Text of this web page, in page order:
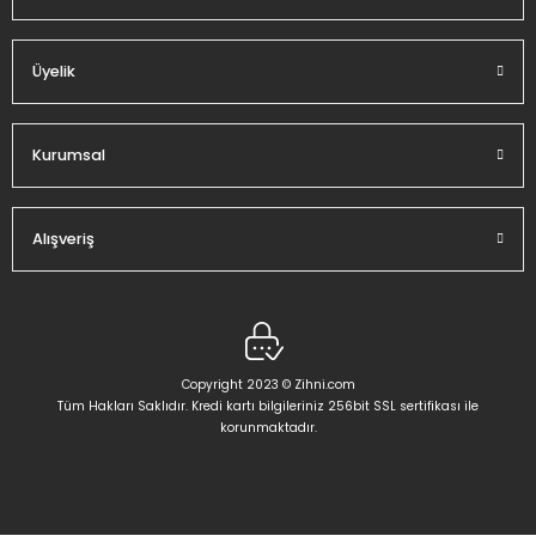
Üyelik
Kurumsal
Alışveriş
Copyright 2023 © Zihni.com
Tüm Hakları Saklıdır. Kredi kartı bilgileriniz 256bit SSL sertifikası ile
korunmaktadır.